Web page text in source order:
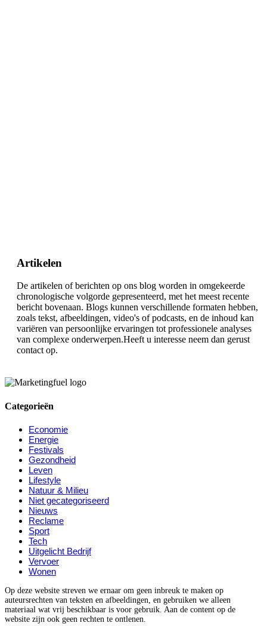
Artikelen
De artikelen of berichten op ons blog worden in omgekeerde
chronologische volgorde gepresenteerd, met het meest recente
bericht bovenaan. Blogs kunnen verschillende formaten hebben,
zoals tekst, afbeeldingen, video's of podcasts, en de inhoud kan
variëren van persoonlijke ervaringen tot professionele analyses
van complexe onderwerpen.Heeft u interesse neem dan gerust
contact op.
Categorieën
Economie
Energie
Festivals
Gezondheid
Leven
Lifestyle
Natuur & Milieu
Niet gecategoriseerd
Nieuws
Reclame
Sport
Tech
Uitgelicht Bedrijf
Vervoer
Wonen
Op deze website streven we ernaar om geen inbreuk te maken op
auteursrechten van teksten en afbeeldingen, en gebruiken we alleen
materiaal wat vrij beschikbaar is voor gebruik. Aan de content op de
website zijn ook geen rechten te ontlenen.